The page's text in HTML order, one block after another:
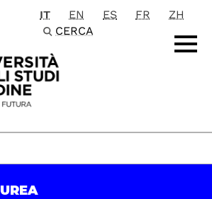
principale
IT EN ES FR
ZH
CERCA